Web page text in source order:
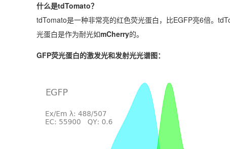
什么是tdTomato？
tdTomato是一种非常亮的红色荧光蛋白，比EGFP亮6倍。
光蛋白是作为耐光如mCherry的。
GFP荧光蛋白的激发光和发射光光谱图：